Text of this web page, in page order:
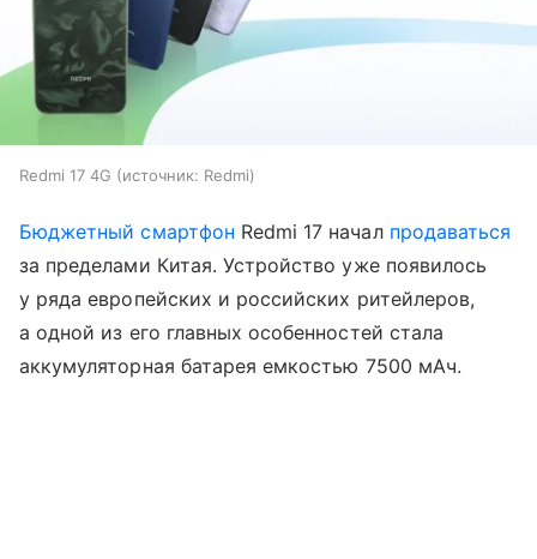
Redmi 17 4G источник: Redmi
Бюджетный смартфон Redmi 17 начал продаваться
за пределами Китая. Устройство уже появилось
у ряда европейских и российских ритейлеров,
а одной из его главных особенностей стала
аккумуляторная батарея емкостью 7500 мАч.